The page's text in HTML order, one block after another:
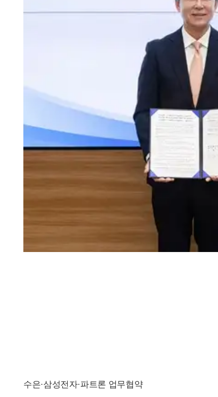
수은·삼성전자·파트론 업무협약